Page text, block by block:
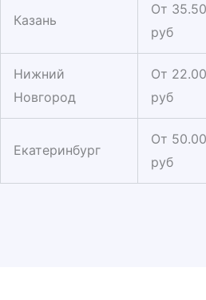
Казань
От
руб
Нижний
Новгород
От
руб
Екатеринбург
От
руб